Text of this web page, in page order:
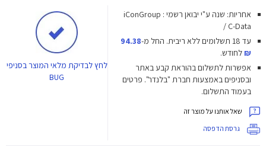
אחריות: שנה ע"י יבואן רשמי : iConGroup
/ C-Data
עד 18 תשלומים ללא ריבית.
החל מ-94.38
₪לחודש.
אפשרות לתשלום בהוראת קבע באתר
ובסניפים באמצעות חברת "בלנדר". פרטים
בעמוד התשלום.
שאל אותנו על מוצר זה
גרסת הדפסה
לחץלבדיקת מלאי המוצר בסניפי
BUG